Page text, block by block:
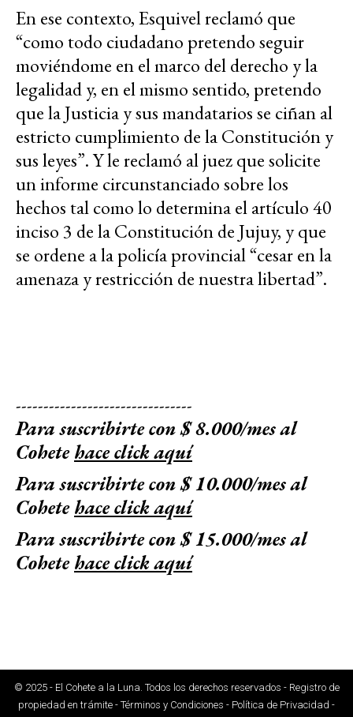
En ese contexto, Esquivel reclamó que
“como todo ciudadano pretendo seguir
moviéndome en el marco del derecho y la
legalidad y, en el mismo sentido, pretendo
que la Justicia y sus mandatarios se ciñan al
estricto cumplimiento de la Constitución y
sus leyes”. Y le reclamó al juez que solicite
un informe circunstanciado sobre los
hechos tal como lo determina el artículo 40
inciso 3 de la Constitución de Jujuy, y que
se ordene a la policía provincial “cesar en la
amenaza y restricción de nuestra libertad”.
--------------------------------
Para suscribirte con $ 8.000/mes al
Cohetehace click aquí
Para suscribirte con $ 10.000/mes al
Cohetehace click aquí
Para suscribirte con $ 15.000/mes al
Cohetehace click aquí
© 2025 - El Cohete a la Luna. Todos los derechos reservados - Registro de
propiedad en trámite - Términos y Condiciones - Política de Privacidad -